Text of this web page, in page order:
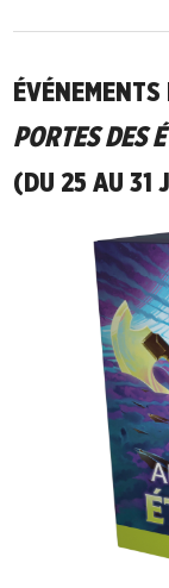
PORTES DES
(DU 25 AU 31